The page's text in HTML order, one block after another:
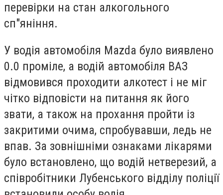
перевірки на стан алкогольного
сп"яніння.
У водія автомобіля Mazda було виявлено
0.0 проміле, а водій автомобіля ВАЗ
відмовився проходити алкотест і не міг
чітко відповісти на питання як його
звати, а також на прохання пройти із
закритими очима, спробувавши, ледь не
впав. За зовнішніми ознаками лікарями
було встановлено, що водій нетверезий, а
співробітники Лубенського відділу поліції